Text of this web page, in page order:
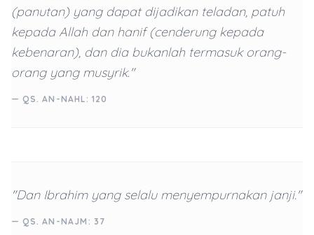
(panutan) yang dapat dijadikan teladan, patuh
kepada Allah dan hanif (cenderung kepada
kebenaran), dan dia bukanlah termasuk orang-
orang yang musyrik."
— QS. AN-NAHL: 120
"Dan Ibrahim yang selalu menyempurnakan janji."
— QS. AN-NAJM: 37